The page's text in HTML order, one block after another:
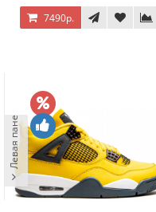
7490р.
Левая панель